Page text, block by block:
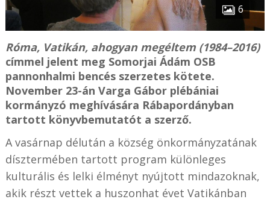
6
Róma, Vatikán, ahogyan megéltem (1984–2016)
címmel jelent meg Somorjai Ádám OSB
pannonhalmi bencés szerzetes kötete.
November 23-án Varga Gábor plébániai
kormányzó meghívására Rábapordányban
tartott könyvbemutatót a szerző.
A vasárnap délután a község önkormányzatának
dísztermében tartott program különleges
kulturális és lelki élményt nyújtott mindazoknak,
akik részt vettek a huszonhat évet Vatikánban